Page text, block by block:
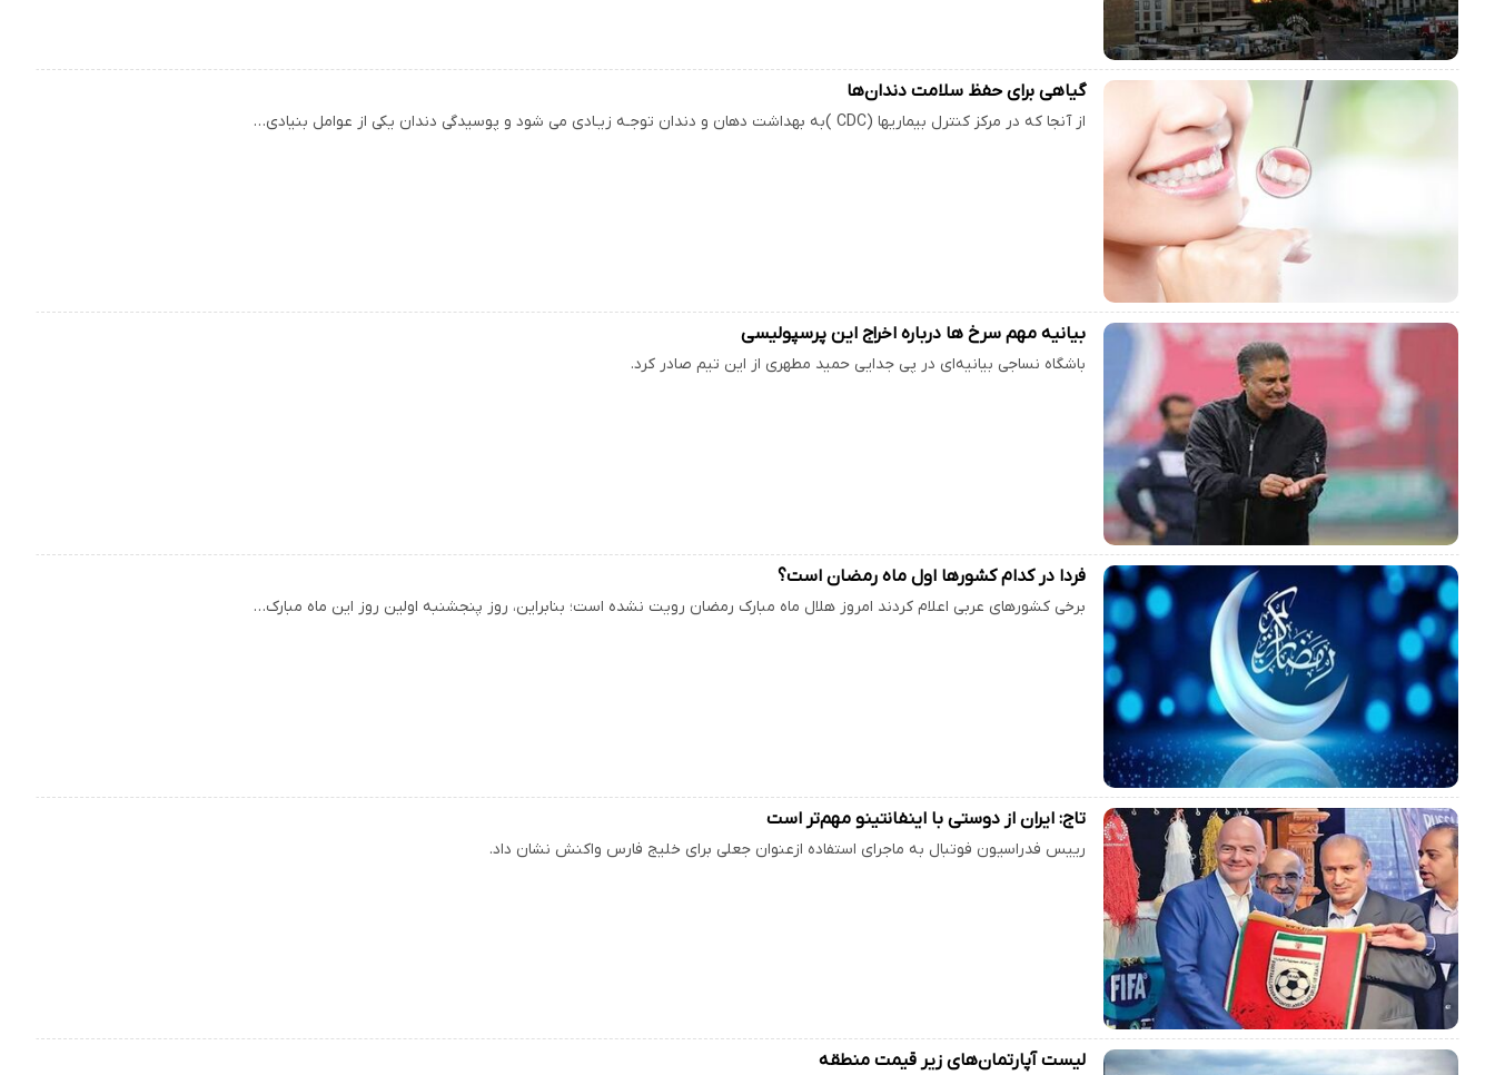
گیاهی برای حفظ سلامت دندان‌ها
از آنجا که در مرکز کنترل بیماریها (CDC )به بهداشت دهان و دندان توجـه زیـادی می شود و پوسیدگی دندان یکی از عوامل بنیادی…
بیانیه مهم سرخ ها درباره اخراج این پرسپولیسی
باشگاه نساجی بیانیه‌ای در پی جدایی حمید مطهری از این تیم صادر کرد.
فردا در کدام کشورها اول ماه رمضان است؟
برخی کشورهای عربی اعلام کردند امروز هلال ماه مبارک رمضان رویت نشده است؛ بنابراین، روز پنجشنبه اولین روز این ماه مبارک…
تاج: ایران از دوستی با اینفانتینو مهم‌تر است
رییس فدراسیون فوتبال به ماجرای استفاده ازعنوان جعلی برای خلیج فارس واکنش نشان داد.
لیست آپارتمان‌های زیر قیمت منطقه